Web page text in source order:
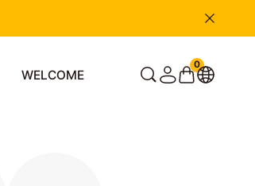
WELCOME
0